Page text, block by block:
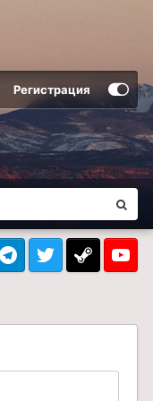
Регистрация
TelegramTwitter Steam